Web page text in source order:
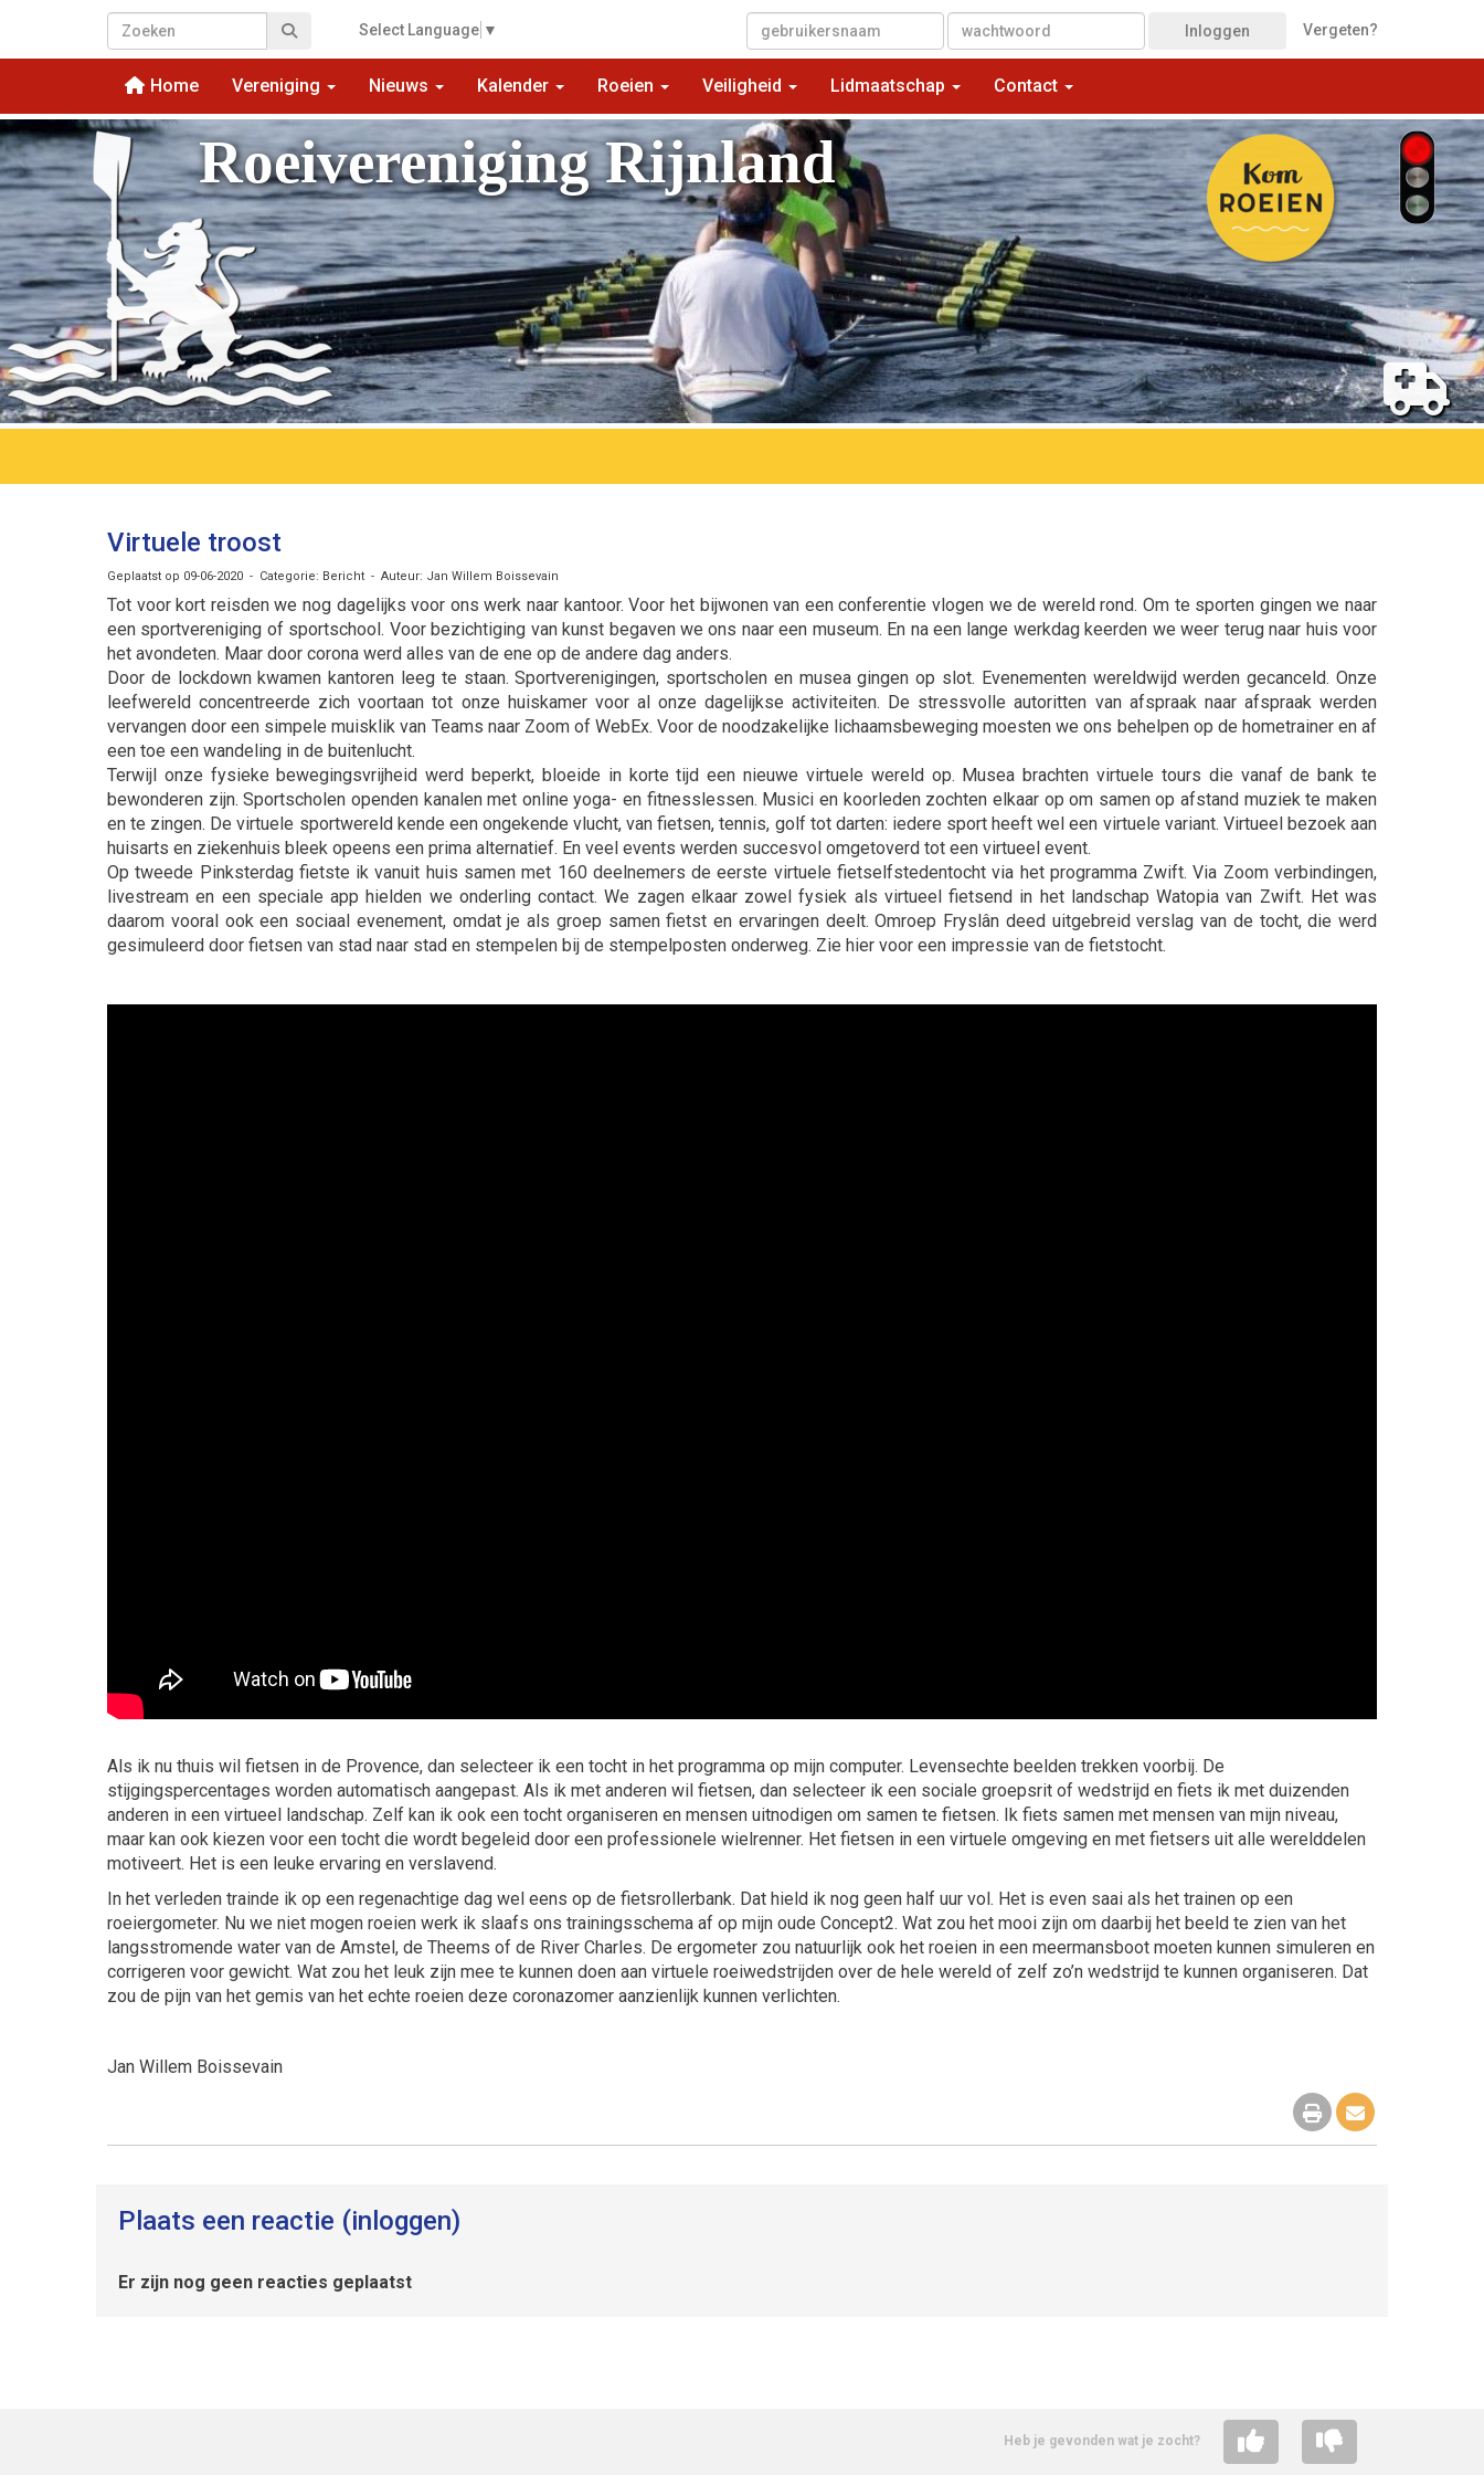
Select Language ▼ Inloggen Vergeten?
Home Vereniging Nieuws Kalender Roeien Veiligheid Lidmaatschap Contact
Roeivereniging Rijnland
Virtuele troost
Geplaatst op 09-06-2020 - Categorie: Bericht - Auteur: Jan Willem Boissevain
Tot voor kort reisden we nog dagelijks voor ons werk naar kantoor. Voor het bijwonen van een conferentie vlogen we de wereld rond. Om te sporten gingen we naar
een sportvereniging of sportschool. Voor bezichtiging van kunst begaven we ons naar een museum. En na een lange werkdag keerden we weer terug naar huis voor
het avondeten. Maar door corona werd alles van de ene op de andere dag anders.
Door de lockdown kwamen kantoren leeg te staan. Sportverenigingen, sportscholen en musea gingen op slot. Evenementen wereldwijd werden gecanceld. Onze
leefwereld concentreerde zich voortaan tot onze huiskamer voor al onze dagelijkse activiteiten. De stressvolle autoritten van afspraak naar afspraak werden
vervangen door een simpele muisklik van Teams naar Zoom of WebEx. Voor de noodzakelijke lichaamsbeweging moesten we ons behelpen op de hometrainer en af
een toe een wandeling in de buitenlucht.
Terwijl onze fysieke bewegingsvrijheid werd beperkt, bloeide in korte tijd een nieuwe virtuele wereld op. Musea brachten virtuele tours die vanaf de bank te
bewonderen zijn. Sportscholen openden kanalen met online yoga- en fitnesslessen. Musici en koorleden zochten elkaar op om samen op afstand muziek te maken
en te zingen. De virtuele sportwereld kende een ongekende vlucht, van fietsen, tennis, golf tot darten: iedere sport heeft wel een virtuele variant. Virtueel bezoek aan
huisarts en ziekenhuis bleek opeens een prima alternatief. En veel events werden succesvol omgetoverd tot een virtueel event.
Op tweede Pinksterdag fietste ik vanuit huis samen met 160 deelnemers de eerste virtuele fietselfstedentocht via het programma Zwift. Via Zoom verbindingen,
livestream en een speciale app hielden we onderling contact. We zagen elkaar zowel fysiek als virtueel fietsend in het landschap Watopia van Zwift. Het was
daarom vooral ook een sociaal evenement, omdat je als groep samen fietst en ervaringen deelt. Omroep Fryslân deed uitgebreid verslag van de tocht, die werd
gesimuleerd door fietsen van stad naar stad en stempelen bij de stempelposten onderweg. Zie hier voor een impressie van de fietstocht.
Als ik nu thuis wil fietsen in de Provence, dan selecteer ik een tocht in het programma op mijn computer. Levensechte beelden trekken voorbij. De
stijgingspercentages worden automatisch aangepast. Als ik met anderen wil fietsen, dan selecteer ik een sociale groepsrit of wedstrijd en fiets ik met duizenden
anderen in een virtueel landschap. Zelf kan ik ook een tocht organiseren en mensen uitnodigen om samen te fietsen. Ik fiets samen met mensen van mijn niveau,
maar kan ook kiezen voor een tocht die wordt begeleid door een professionele wielrenner. Het fietsen in een virtuele omgeving en met fietsers uit alle werelddelen
motiveert. Het is een leuke ervaring en verslavend.
In het verleden trainde ik op een regenachtige dag wel eens op de fietsrollerbank. Dat hield ik nog geen half uur vol. Het is even saai als het trainen op een
roeiergometer. Nu we niet mogen roeien werk ik slaafs ons trainingsschema af op mijn oude Concept2. Wat zou het mooi zijn om daarbij het beeld te zien van het
langsstromende water van de Amstel, de Theems of de River Charles. De ergometer zou natuurlijk ook het roeien in een meermansboot moeten kunnen simuleren en
corrigeren voor gewicht. Wat zou het leuk zijn mee te kunnen doen aan virtuele roeiwedstrijden over de hele wereld of zelf zo’n wedstrijd te kunnen organiseren. Dat
zou de pijn van het gemis van het echte roeien deze coronazomer aanzienlijk kunnen verlichten.
Jan Willem Boissevain
Plaats een reactie (inloggen)
Er zijn nog geen reacties geplaatst
Heb je gevonden wat je zocht?